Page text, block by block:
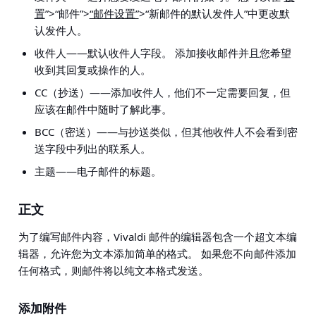
置”>“邮件”>“邮件设置”>“新邮件的默认发件人”中更改默
认发件人。
收件人——默认收件人字段。 添加接收邮件并且您希望
收到其回复或操作的人。
CC（抄送）——添加收件人，他们不一定需要回复，但
应该在邮件中随时了解此事。
BCC（密送）——与抄送类似，但其他收件人不会看到密
送字段中列出的联系人。
主题——电子邮件的标题。
正文
为了编写邮件内容，Vivaldi 邮件的编辑器包含一个超文本编
辑器，允许您为文本添加简单的格式。 如果您不向邮件添加
任何格式，则邮件将以纯文本格式发送。
添加附件